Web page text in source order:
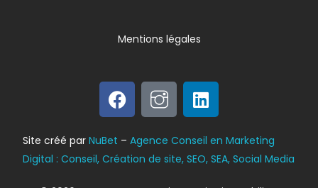
Bilan énergétique
DPE
Site créé parNuBet –Agence Conseil en Marketing
Digital : Conseil, Création de site, SEO, SEA, Social Media
Mentions légales